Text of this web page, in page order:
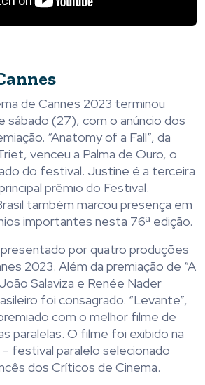
de Cannes 2023 terminou
(27), com o anúncio dos
“Anatomy of a Fall”, da
venceu a Palma de Ouro, o
do festival. Justine é a terceira
prêmio do Festival.
também marcou presença em
importantes nesta 76ª edição.
por quatro produções
2023. Além da premiação de “A
Salaviza e Renée Nader
foi consagrado. “Levante”,
com o melhor filme de
paralelas. O filme foi exibido na
festival paralelo selecionado
dos Críticos de Cinema.